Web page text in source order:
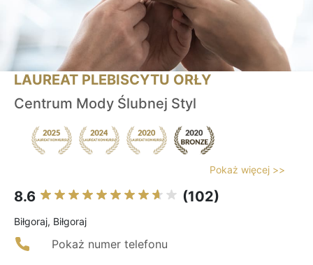
LAUREAT PLEBISCYTU ORŁY
Centrum Mody Ślubnej Styl
Pokaż więcej >>
8.6 (102)
Biłgoraj, Biłgoraj
Pokaż numer telefonu